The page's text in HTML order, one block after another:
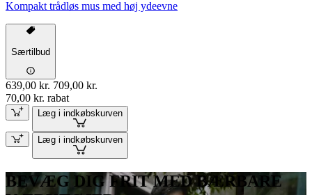
Kompakt trådløs mus med høj ydeevne
Særtilbud
639,00 kr. 709,00 kr.
70,00 kr. rabat
Læg i indkøbskurven
Læg i indkøbskurven
BEVÆG DIG FRIT MED BÆRBARE